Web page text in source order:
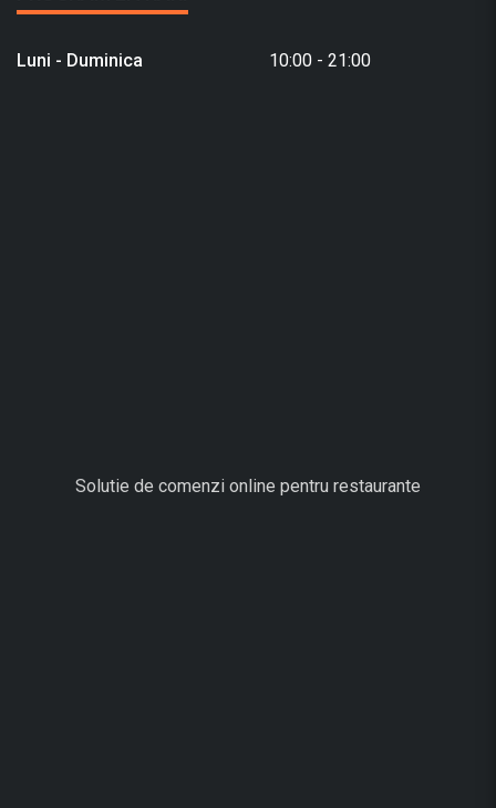
Luni - Duminica 10:00 - 21:00
Solutie de comenzi online pentru restaurante